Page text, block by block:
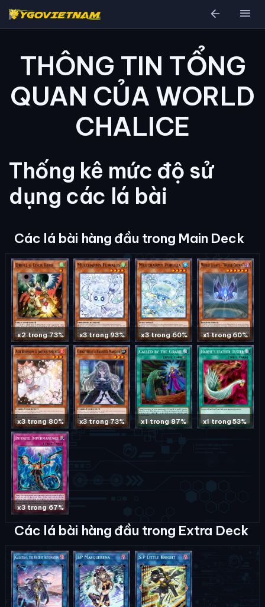
arrow_back menu
THÔNG TIN TỔNG
QUAN CỦA WORLD
CHALICE
Thống kê mức độ sử
dụng các lá bài
Các lá bài hàng đầu trong Main Deck
x2 trong 73% x3 trong 93% x3 trong 60% x1 trong 60%
x3 trong 80% x3 trong 73% x1 trong 87% x1 trong 53%
x3 trong 67%
Các lá bài hàng đầu trong Extra Deck